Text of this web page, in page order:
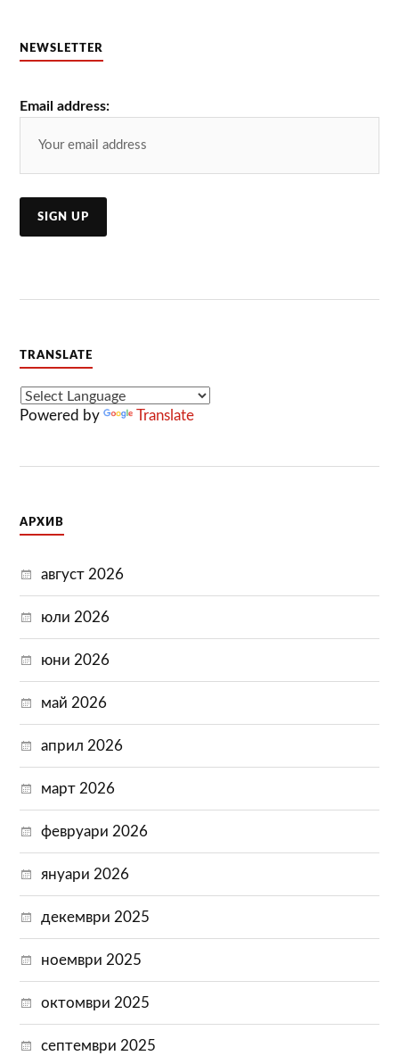
NEWSLETTER
Email address:
TRANSLATE
Powered by Translate
АРХИВ
август 2026
юли 2026
юни 2026
май 2026
април 2026
март 2026
февруари 2026
януари 2026
декември 2025
ноември 2025
октомври 2025
септември 2025